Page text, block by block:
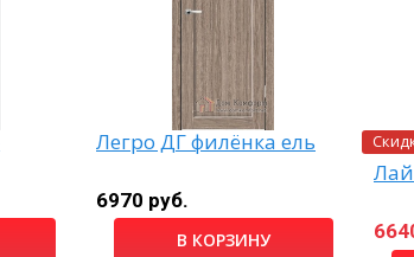
Легро ДГ филёнка ель
6970 руб.
В КОРЗИНУ